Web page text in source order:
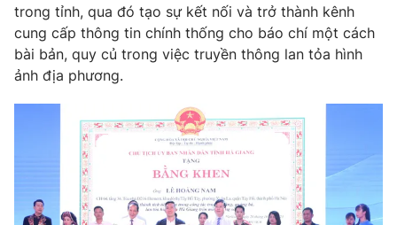
trong tỉnh, qua đó tạo sự kết nối và trở thành kênh
cung cấp thông tin chính thống cho báo chí một cách
bài bản, quy củ trong việc truyền thông lan tỏa hình
ảnh địa phương.